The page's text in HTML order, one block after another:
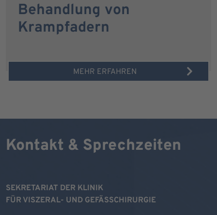
Behandlung von
Krampfadern
MEHR ERFAHREN
Kontakt & Sprechzeiten
SEKRETARIAT DER KLINIK
FÜR VISZERAL- UND GEFÄSSCHIRURGIE